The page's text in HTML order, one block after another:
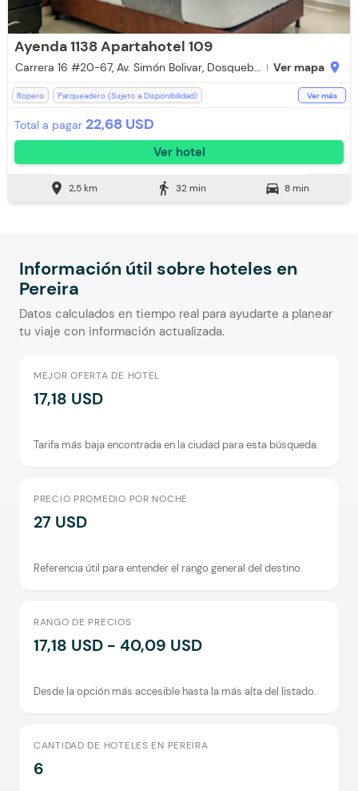
Ayenda 1138 Apartahotel 109
Carrera 16 #20-67, Av. Simón Bolivar, Dosquebradas, Risaralda
Ver mapa location_on
Ropero
Parqueadero (Sujeto a Disponibilidad)
Aceptan Niños
Ver más
Total a pagar 22,68 USD
Ver hotel
location_on 2,5 km directions_walk 32 min directions_car 8 min
Información útil sobre hoteles en
Pereira
Datos calculados en tiempo real para ayudarte a planear
tu viaje con información actualizada.
MEJOR OFERTA DE HOTEL
17,18 USD
Tarifa más baja encontrada en la ciudad para esta búsqueda.
PRECIO PROMEDIO POR NOCHE
27 USD
Referencia útil para entender el rango general del destino.
RANGO DE PRECIOS
17,18 USD - 40,09 USD
Desde la opción más accesible hasta la más alta del listado.
CANTIDAD DE HOTELES EN PEREIRA
6